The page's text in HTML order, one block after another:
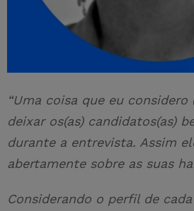
“Uma coisa que eu
deixar os(as) candidatos(as)
durante a entrevista. Assim
abertamente sobre as suas
Considerando o perfil de